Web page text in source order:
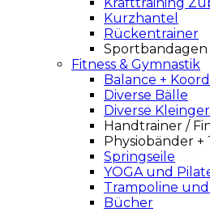
Kurzhantel
Rückentrainer
Sportbandagen
Fitness & Gymnastik
Balance +
Diverse Bälle
Diverse
Handtrainer /
Physiobänder +
Springseile
YOGA und
Trampoline
Bücher